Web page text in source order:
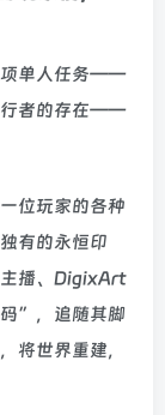
项单人任务——
行者的存在——
位玩家的各种
有的永恒印
主播、DigixArt
”，追随其脚
将世界重建，